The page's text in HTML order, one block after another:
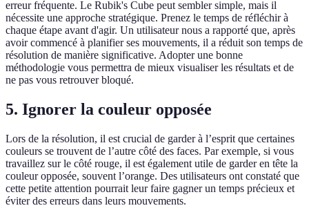
erreur fréquente. Le Rubik's Cube peut sembler simple, mais il
nécessite une approche stratégique. Prenez le temps de réfléchir à
chaque étape avant d'agir. Un utilisateur nous a rapporté que, après
avoir commencé à planifier ses mouvements, il a réduit son temps de
résolution de manière significative. Adopter une bonne
méthodologie vous permettra de mieux visualiser les résultats et de
ne pas vous retrouver bloqué.
5. Ignorer la couleur opposée
Lors de la résolution, il est crucial de garder à l’esprit que certaines
couleurs se trouvent de l’autre côté des faces. Par exemple, si vous
travaillez sur le côté rouge, il est également utile de garder en tête la
couleur opposée, souvent l’orange. Des utilisateurs ont constaté que
cette petite attention pourrait leur faire gagner un temps précieux et
éviter des erreurs dans leurs mouvements.